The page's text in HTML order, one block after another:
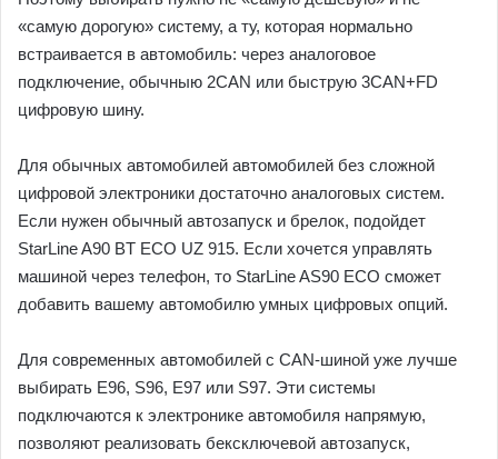
«самую дорогую» систему, а ту, которая нормально
встраивается в автомобиль: через аналоговое
подключение, обычныю 2CAN или быструю 3CAN+FD
цифровую шину.
Для обычных автомобилей автомобилей без сложной
цифровой электроники достаточно аналоговых систем.
Если нужен обычный автозапуск и брелок, подойдет
StarLine A90 BT ECO UZ 915. Если хочется управлять
машиной через телефон, то StarLine AS90 ECO сможет
добавить вашему автомобилю умных цифровых опций.
Для современных автомобилей с CAN-шиной уже лучше
выбирать E96, S96, E97 или S97. Эти системы
подключаются к электронике автомобиля напрямую,
позволяют реализовать бексключевой автозапуск,